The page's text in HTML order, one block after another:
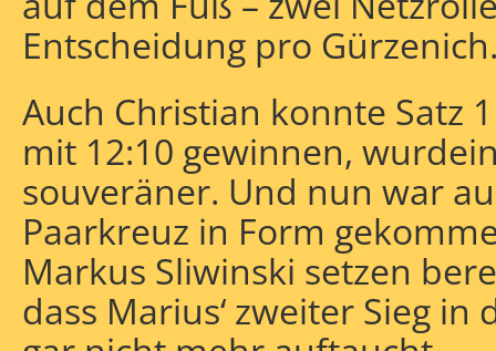
Entscheidung pro
Auch Christian konnte Satz
mit 12:10 gewinnen,
souveräner. Und nun war
Paarkreuz in Form
Markus Sliwinski setzen
dass Marius‘ zweiter Sieg